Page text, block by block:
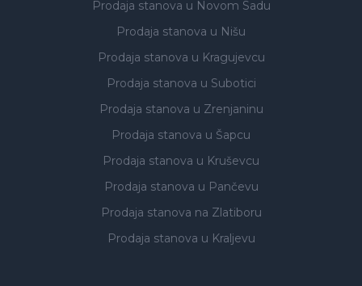
Prodaja stanova u Novom Sadu
Prodaja stanova u Nišu
Prodaja stanova u Kragujevcu
Prodaja stanova u Subotici
Prodaja stanova u Zrenjaninu
Prodaja stanova u Šapcu
Prodaja stanova u Kruševcu
Prodaja stanova u Pančevu
Prodaja stanova na Zlatiboru
Prodaja stanova u Kraljevu